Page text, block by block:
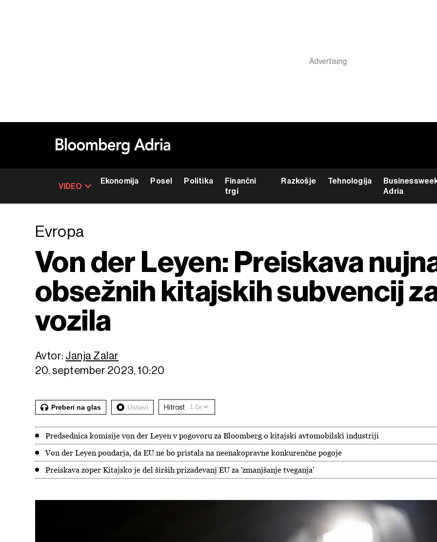
VIDEO
Ekonomija Posel Politika
Finančni
trgi
Razkošje Tehnologija
Adria
Evropa
Von der Leyen: Preiskava
obsežnih kitajskih subvencij
vozila
Avtor: Janja Zalar
20. september 2023, 10:20
Preberi na glas Ustavi Hitrost
Predsednica komisije von der Leyen v pogovoru za Bloomberg o kitajski avtomobilski industriji
Von der Leyen poudarja, da EU ne bo pristala na neenakopravne konkurenčne pogoje
Preiskava zoper Kitajsko je del širših prizadevanj EU za 'zmanjšanje tveganja'